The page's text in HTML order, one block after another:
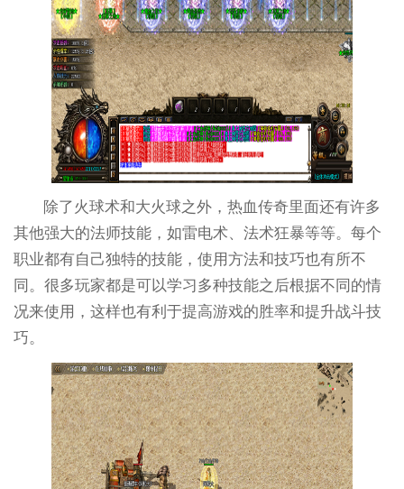
除了火球术和大火球之外，热血传奇里面还有许多
其他强大的法师技能，如雷电术、法术狂暴等等。每个
职业都有自己独特的技能，使用方法和技巧也有所不
同。很多玩家都是可以学习多种技能之后根据不同的情
况来使用，这样也有利于提高游戏的胜率和提升战斗技
巧。